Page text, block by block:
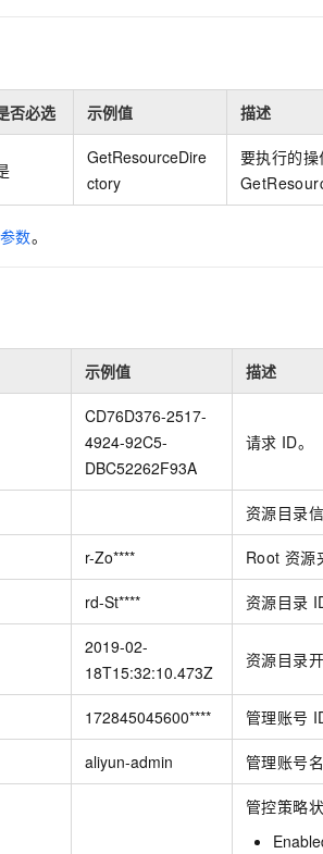
否必选 示例值 描述
GetResourceDire
ctory
要执行的操
数。
示例值 描述
CD76D376-2517-
4924-92C5-
DBC52262F93A
请求 ID。
资源目录信
r-Zo**** Root 资源
rd-St**** 资源目录
2019-02-
18T15:32:10.473Z
资源目录开
172845045600**** 管理账号
aliyun-admin 管理账号名
管控策略
模型服务平台百炼-智能体
人工智能平台 PAI
万有无界
秒悟
10分钟微调：让0.6B模型媲美235B模型
即刻拥有 DeepSeek-R1 满血版
多模态
税管理
电话
告营销
模板建
定制建
模板小
定制小